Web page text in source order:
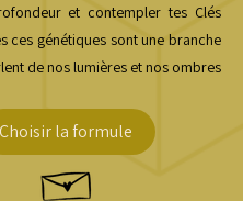
et contempler tes Clés
ces génétiques sont une branche
de nos lumières et nos ombres
Choisir la formule